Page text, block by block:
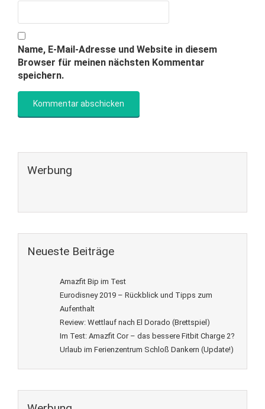
Name, E-Mail-Adresse und Website in diesem
Browser für meinen nächsten Kommentar
speichern.
Werbung
Neueste Beiträge
Amazfit Bip im Test
Eurodisney 2019 – Rückblick und Tipps zum
Aufenthalt
Review: Wettlauf nach El Dorado (Brettspiel)
Im Test: Amazfit Cor – das bessere Fitbit Charge 2?
Urlaub im Ferienzentrum Schloß Dankern (Update!)